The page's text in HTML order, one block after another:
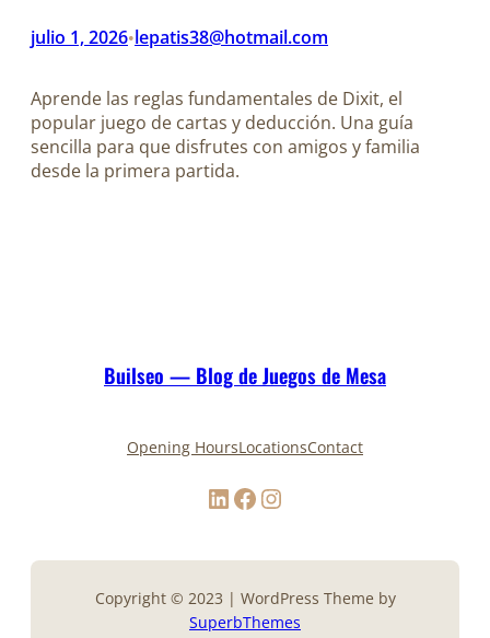
julio 1, 2026•lepatis38@hotmail.com
Aprende las reglas fundamentales de Dixit, el
popular juego de cartas y deducción. Una guía
sencilla para que disfrutes con amigos y familia
desde la primera partida.
Builseo — Blog de Juegos de Mesa
Opening HoursLocationsContact
LinkedIn Facebook Instagram
Copyright © 2023 | WordPress Theme by
SuperbThemes